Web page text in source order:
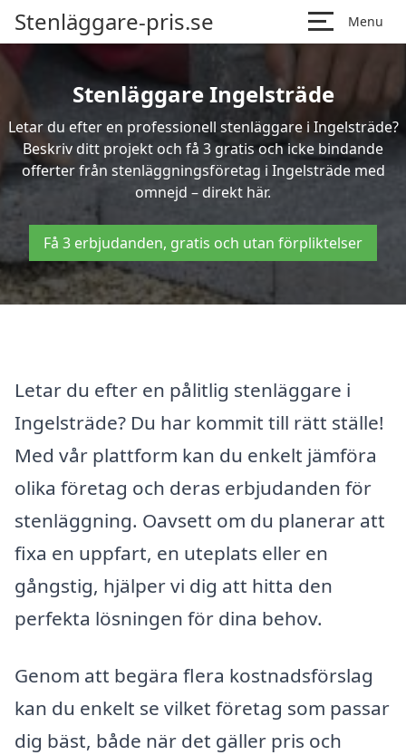
Stenläggare-pris.se Menu
Stenläggare Ingelsträde
Letar du efter en professionell stenläggare i Ingelsträde?
Beskriv ditt projekt och få 3 gratis och icke bindande
offerter från stenläggningsföretag i Ingelsträde med
omnejd – direkt här.
Få 3 erbjudanden, gratis och utan förpliktelser
Letar du efter en pålitlig stenläggare i
Ingelsträde? Du har kommit till rätt ställe!
Med vår plattform kan du enkelt jämföra
olika företag och deras erbjudanden för
stenläggning. Oavsett om du planerar att
fixa en uppfart, en uteplats eller en
gångstig, hjälper vi dig att hitta den
perfekta lösningen för dina behov.
Genom att begära flera kostnadsförslag
kan du enkelt se vilket företag som passar
dig bäst, både när det gäller pris och